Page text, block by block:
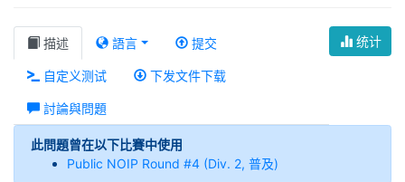
统计
描述 語言 提交
自定义测试 下发文件下载
討論與問題
此問題曾在以下比賽中使用
Public NOIP Round #4 (Div. 2, 普及)